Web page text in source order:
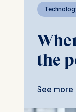
the
See more